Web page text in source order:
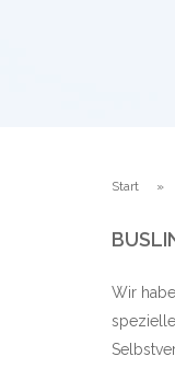
Start
Wir